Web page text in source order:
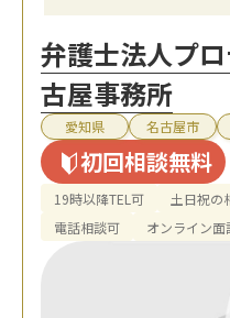
弁護士法人プ
古屋事務所
愛知県 名古屋市
初回相談無料
19時以降TEL可 土日祝の
電話相談可
オンライン面